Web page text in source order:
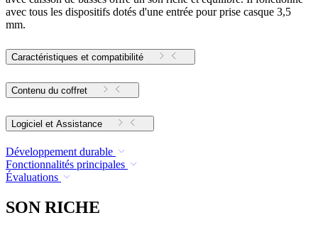
avec tous les dispositifs dotés d'une entrée pour prise casque 3,5
mm.
Caractéristiques et compatibilité
Contenu du coffret
Logiciel et Assistance
Développement durable
Fonctionnalités principales
Évaluations
SON RICHE